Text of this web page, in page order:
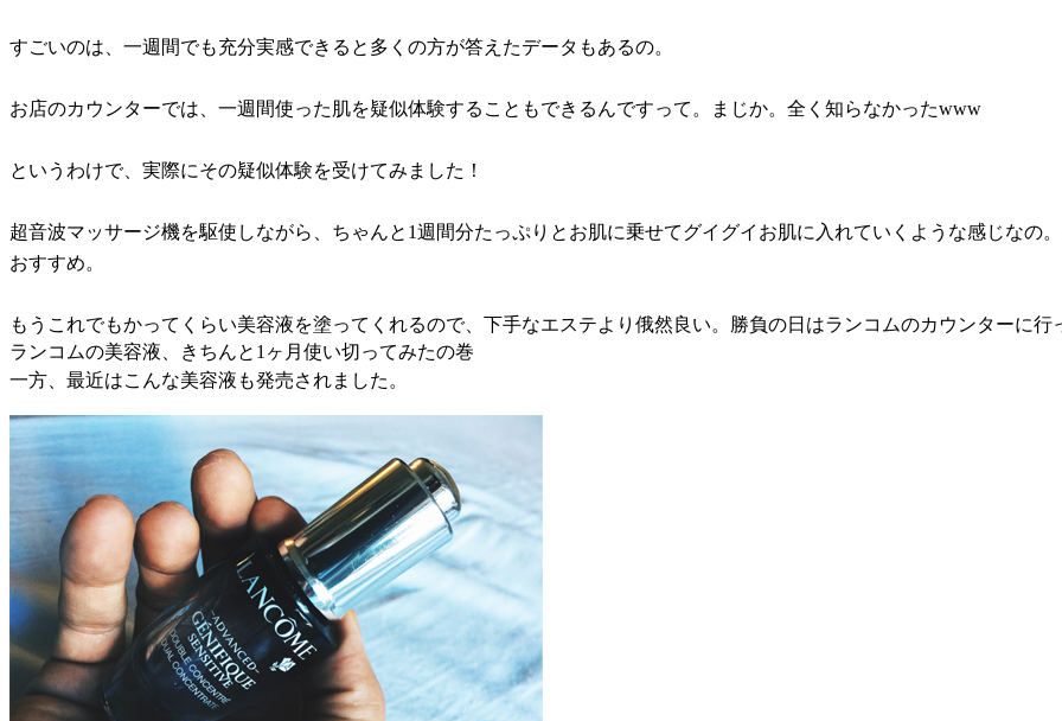
すごいのは、一週間でも充分実感できると多くの方が答えたデータもあるの。
お店のカウンターでは、一週間使った肌を疑似体験することもできるんですって。まじか。全く知らなかったwww
というわけで、実際にその疑似体験を受けてみました！
超音波マッサージ機を駆使しながら、ちゃんと1週間分たっぷりとお肌に乗せてグイグイお肌に入れていくような感じなの
おすすめ。
もうこれでもかってくらい美容液を塗ってくれるので、下手なエステより俄然良い。勝負の日はランコムのカウンターに行
ランコムの美容液、きちんと1ヶ月使い切ってみたの巻
一方、最近はこんな美容液も発売されました。